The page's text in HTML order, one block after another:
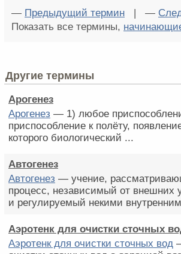
— Предыдущий термин | —
Показать все термины,
Другие термины
Арогенез
Арогенез — 1) любое
приспособление к полёту,
которого биологический ...
Автогенез
Автогенез — учение,
процесс, независимый от внешних
и регулируемый некими
Аэротенк для очистки сточных
Аэротенк для очистки сточных вод